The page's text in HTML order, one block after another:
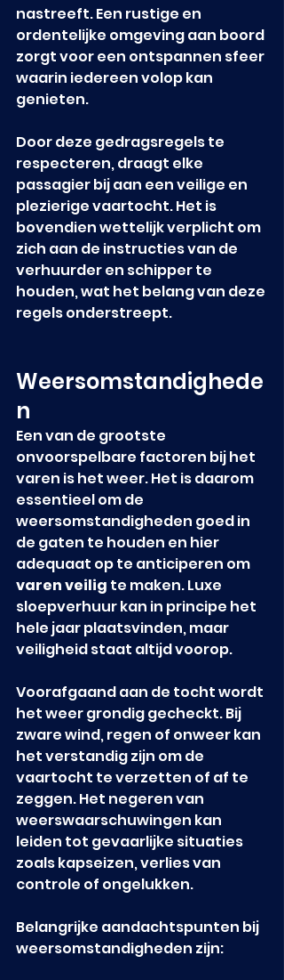
nastreeft. Een rustige en
ordentelijke omgeving aan boord
zorgt voor een ontspannen sfeer
waarin iedereen volop kan
genieten.
Door deze gedragsregels te
respecteren, draagt elke
passagier bij aan een veilige en
plezierige vaartocht. Het is
bovendien wettelijk verplicht om
zich aan de instructies van de
verhuurder en schipper te
houden, wat het belang van deze
regels onderstreept.
Weersomstandighede
n
Een van de grootste
onvoorspelbare factoren bij het
varen is het weer. Het is daarom
essentieel om de
weersomstandigheden goed in
de gaten te houden en hier
adequaat op te anticiperen om
varen veilig te maken. Luxe
sloepverhuur kan in principe het
hele jaar plaatsvinden, maar
veiligheid staat altijd voorop.
Voorafgaand aan de tocht wordt
het weer grondig gecheckt. Bij
zware wind, regen of onweer kan
het verstandig zijn om de
vaartocht te verzetten of af te
zeggen. Het negeren van
weerswaarschuwingen kan
leiden tot gevaarlijke situaties
zoals kapseizen, verlies van
controle of ongelukken.
Belangrijke aandachtspunten bij
weersomstandigheden zijn: